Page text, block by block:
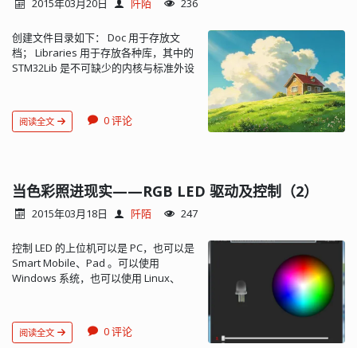
2015年03月20日 阡陌 236
创建文件目录如下： Doc 用于存放文
档； Libraries 用于存放各种库，其中的
STM32Lib 是不可缺少的内核与标准外设
MDK-ARM 是与 RVMDK 编译器相关的文
件夹，存放工程文件、各种输出文件
其他板载器件的驱动程序。 MDK 开发环
扁平化了的。一般包含 STM32Lib、
标准外设的驱动（C 文件）加入
STM32Lib 组： Startup 为启动代码组，
要从
断服务等文件加入 User 文件夹并加载到
User 组。 stm32f10x_conf.h 头文件在
阅读全文 0 评论
当色彩照进现实——RGB LED 驱动及控制（2）
2015年03月18日 阡陌 247
控制 LED 的上位机可以是 PC，也可以是
Smart Mobile、Pad 。可以使用
Windows 系统，也可以使用 Linux、
+ PyQt 的搭配。既能利用 Python 的良
好的跨平台能力和便捷的编程，又能在
阅读全文 0 评论